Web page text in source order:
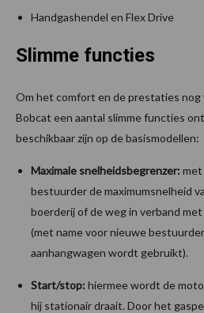
Handgashendel en Flex Drive
Slimme functies
Om het comfort en de prestaties
Bobcat een aantal slimme functies
beschikbaar zijn op de basismodellen:
Maximale snelheidsbegrenzer: met
bestuurder de maximumsnelheid
boerderij of de weg in verband
(met name voor nieuwe
aanhangwagen wordt gebruikt).
Start/stop: hiermee wordt de
hij stationair draait. Door het